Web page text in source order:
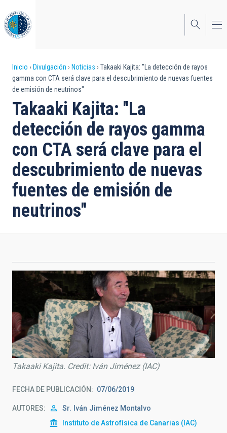
al
contenido
principal
Sobrescribir
enlaces
de
ayuda
a
la
navegación
Inicio Divulgación Noticias
Takaaki Kajita: "La detección de rayos
gamma con CTA será clave para el descubrimiento de nuevas fuentes
de emisión de neutrinos"
Takaaki Kajita: "La
detección de rayos gamma
con CTA será clave para el
descubrimiento de nuevas
fuentes de emisión de
neutrinos"
Takaaki Kajita. Credit: Iván Jiménez (IAC)
FECHA DE PUBLICACIÓN 07/06/2019
AUTORES Sr. Iván Jiménez Montalvo
Instituto de Astrofísica de Canarias (IAC)